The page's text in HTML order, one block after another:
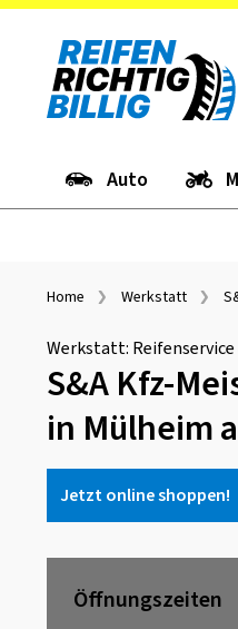
Auto
Home Werkstatt
Werkstatt:
S&A Kfz-
in Mülheim
Jetzt online shoppen!
Öffnungszeiten